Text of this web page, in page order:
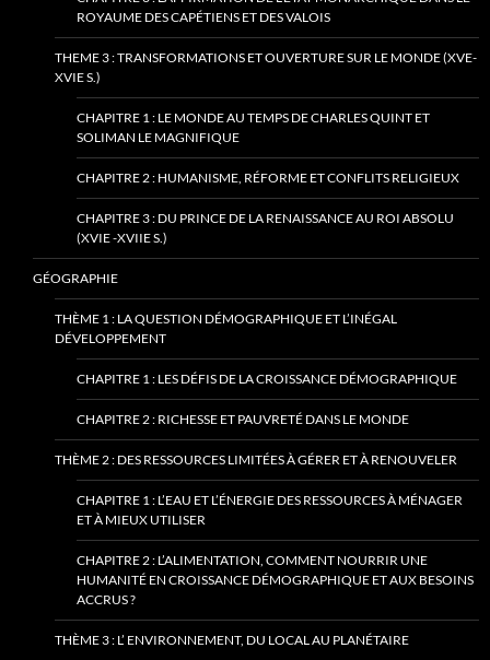
ROYAUME DES CAPÉTIENS ET DES VALOIS
THEME 3 : TRANSFORMATIONS ET OUVERTURE SUR LE MONDE (XVE-
XVIE S.)
CHAPITRE 1 : LE MONDE AU TEMPS DE CHARLES QUINT ET
SOLIMAN LE MAGNIFIQUE
CHAPITRE 2 : HUMANISME, RÉFORME ET CONFLITS RELIGIEUX
CHAPITRE 3 : DU PRINCE DE LA RENAISSANCE AU ROI ABSOLU
(XVIE -XVIIE S.)
GÉOGRAPHIE
THÈME 1 : LA QUESTION DÉMOGRAPHIQUE ET L’INÉGAL
DÉVELOPPEMENT
CHAPITRE 1 : LES DÉFIS DE LA CROISSANCE DÉMOGRAPHIQUE
CHAPITRE 2 : RICHESSE ET PAUVRETÉ DANS LE MONDE
THÈME 2 : DES RESSOURCES LIMITÉES À GÉRER ET À RENOUVELER
CHAPITRE 1 : L’EAU ET L’ÉNERGIE DES RESSOURCES À MÉNAGER
ET À MIEUX UTILISER
CHAPITRE 2 : L’ALIMENTATION, COMMENT NOURRIR UNE
HUMANITÉ EN CROISSANCE DÉMOGRAPHIQUE ET AUX BESOINS
ACCRUS ?
THÈME 3 : L’ ENVIRONNEMENT, DU LOCAL AU PLANÉTAIRE